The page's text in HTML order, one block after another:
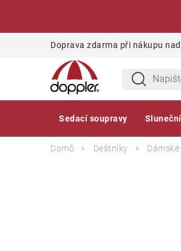
Doprava zdarma při nákupu
Sedací soupravy
Domů Deštníky